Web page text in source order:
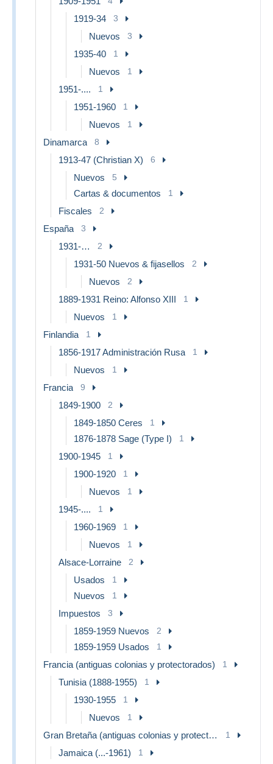
1919-34 3
Nuevos 3
1935-40 1
Nuevos 1
1951-.... 1
1951-1960 1
Nuevos 1
Dinamarca 8
1913-47 (Christian X) 6
Nuevos 5
Cartas & documentos 1
Fiscales 2
España 3
1931-… 2
1931-50 Nuevos & fijasellos 2
Nuevos 2
1889-1931 Reino: Alfonso XIII 1
Nuevos 1
Finlandia 1
1856-1917 Administración Rusa 1
Nuevos 1
Francia 9
1849-1900 2
1849-1850 Ceres 1
1876-1878 Sage (Type I) 1
1900-1945 1
1900-1920 1
Nuevos 1
1945-.... 1
1960-1969 1
Nuevos 1
Alsace-Lorraine 2
Usados 1
Nuevos 1
Impuestos 3
1859-1959 Nuevos 2
1859-1959 Usados 1
Francia (antiguas colonias y protectorados) 1
Tunisia (1888-1955) 1
1930-1955 1
Nuevos 1
Gran Bretaña (antiguas colonias y protectorados) 1
Jamaica (...-1961) 1